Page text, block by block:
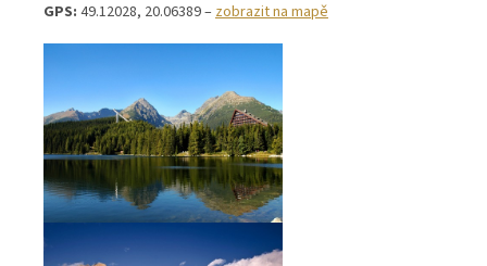
GPS: 49.12028, 20.06389 –zobrazit na mapě